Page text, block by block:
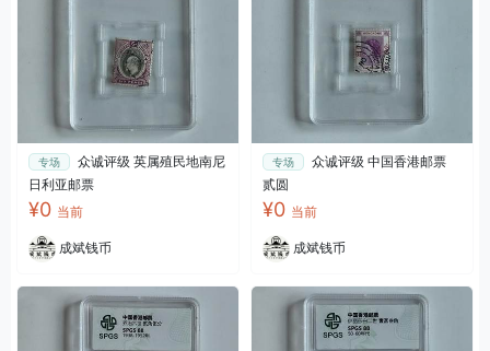
专场
众诚评级 英属殖民地南尼
日利亚邮票
¥0 当前
成斌钱币
专场
众诚评级 中国香港邮票
贰圆
¥0 当前
成斌钱币